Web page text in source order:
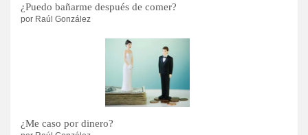
¿Puedo bañarme después de comer?
por Raúl González
¿Me caso por dinero?